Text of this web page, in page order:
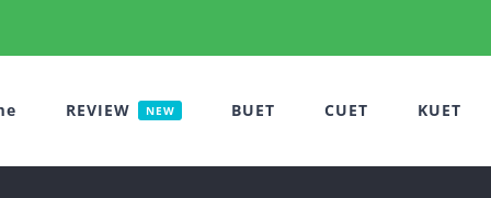
REVIEW NEW BUET CUET KUET